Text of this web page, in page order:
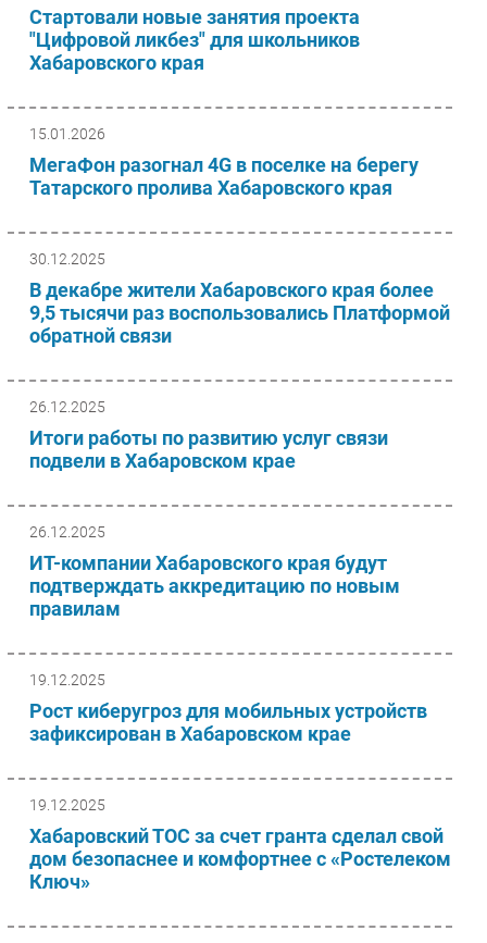
Стартовали новые занятия проекта
"Цифровой ликбез" для школьников
Хабаровского края
15.01.2026
МегаФон разогнал 4G в поселке на берегу
Татарского пролива Хабаровского края
30.12.2025
В декабре жители Хабаровского края более
9,5 тысячи раз воспользовались Платформой
обратной связи
26.12.2025
Итоги работы по развитию услуг связи
подвели в Хабаровском крае
26.12.2025
ИТ-компании Хабаровского края будут
подтверждать аккредитацию по новым
правилам
19.12.2025
Рост киберугроз для мобильных устройств
зафиксирован в Хабаровском крае
19.12.2025
Хабаровский ТОС за счет гранта сделал свой
дом безопаснее и комфортнее с «Ростелеком
Ключ»